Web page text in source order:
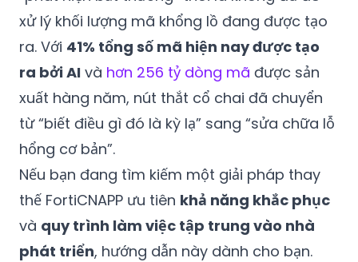
xử lý khối lượng mã khổng lồ đang được tạo
ra. Với 41% tổng số mã hiện nay được tạo
ra bởi AI và hơn 256 tỷ dòng mã được sản
xuất hàng năm, nút thắt cổ chai đã chuyển
từ “biết điều gì đó là kỳ lạ” sang “sửa chữa lỗ
hổng cơ bản”.
Nếu bạn đang tìm kiếm một giải pháp thay
thế FortiCNAPP ưu tiên khả năng khắc phục
và quy trình làm việc tập trung vào nhà
phát triển, hướng dẫn này dành cho bạn.